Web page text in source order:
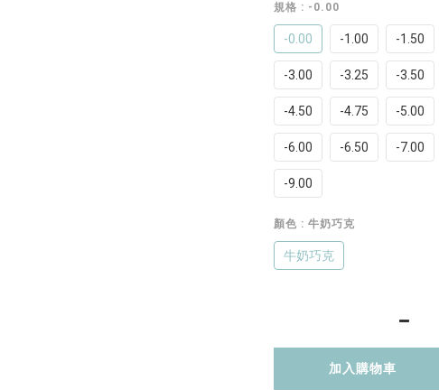
規格 : -0.00
-0.00 -1.00 -1.50
-3.00 -3.25 -3.50
-4.50 -4.75 -5.00
-6.00 -6.50 -7.00
-9.00
顏色 : 牛奶巧克
牛奶巧克
加入購物車